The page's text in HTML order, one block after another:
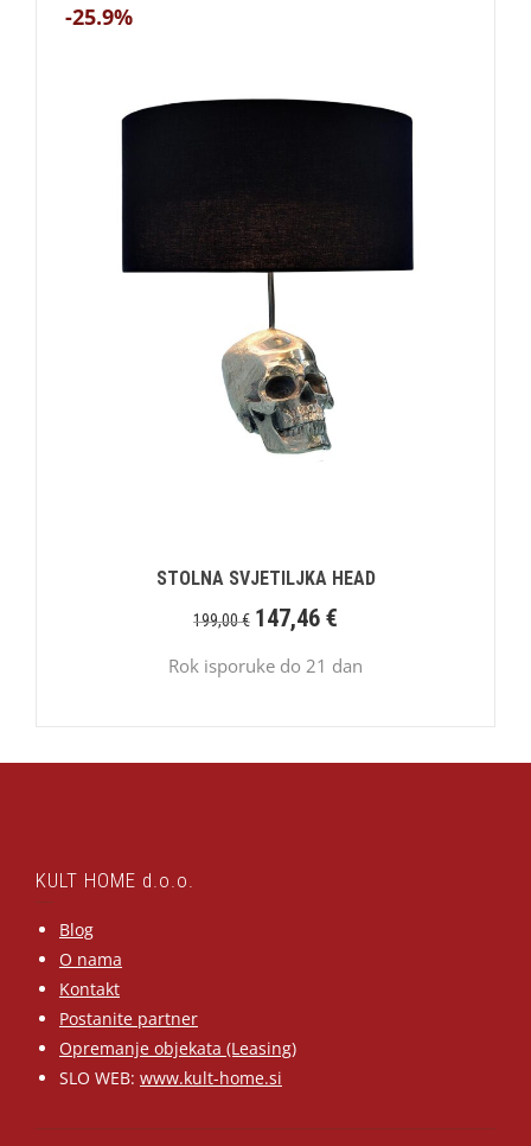
-25.9%
STOLNA SVJETILJKA HEAD
199,00€ 147,46 €
Rok isporuke do 21 dan
KULT HOME d.o.o.
Blog
O nama
Kontakt
Postanite partner
Opremanje objekata (Leasing)
SLO WEB: www.kult-home.si